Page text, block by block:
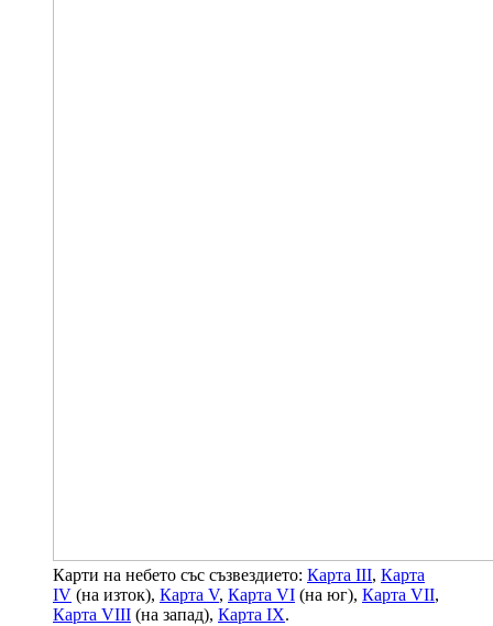
Карти на небето със съзвездието: Карта III, Карта
IV (на изток), Карта V, Карта VI (на юг), Карта VII,
Карта VIII (на запад), Карта IX.